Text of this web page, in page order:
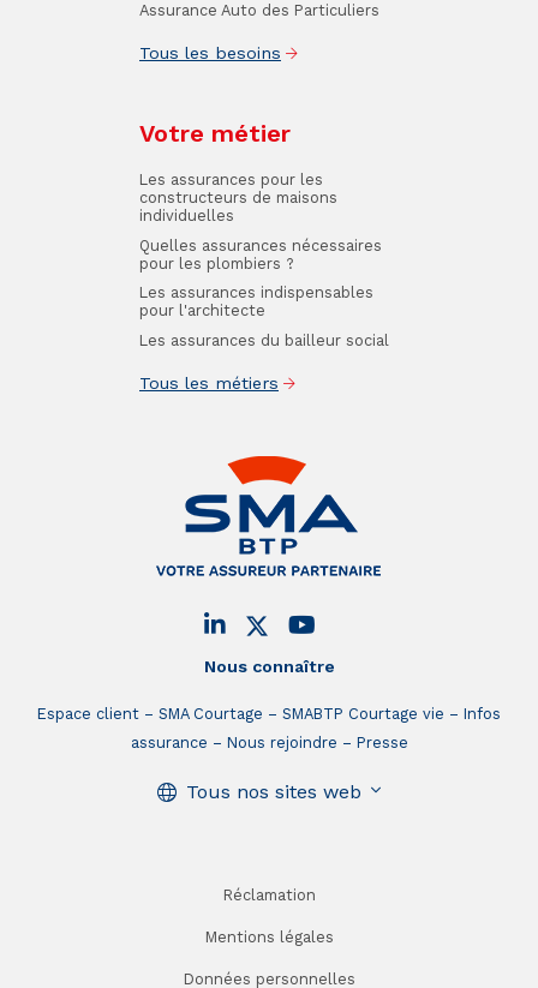
Nous connaître
Espace client SMA Courtage SMABTP Courtage vie
Infos
assurance
Nous rejoindre Presse
Tous nos sites web
Assurance Auto des Particuliers
Tous les besoins
Votre métier
Les assurances pour les
constructeurs de maisons
individuelles
Quelles assurances nécessaires
pour les plombiers ?
Les assurances indispensables
pour l'architecte
Les assurances du bailleur social
Tous les métiers
Réclamation
Mentions légales
Données personnelles